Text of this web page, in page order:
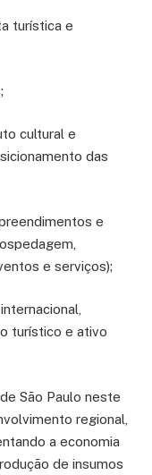
turística e
cultural e
das
e
e serviços);
turístico e ativo
São Paulo neste
regional,
a economia
de insumos